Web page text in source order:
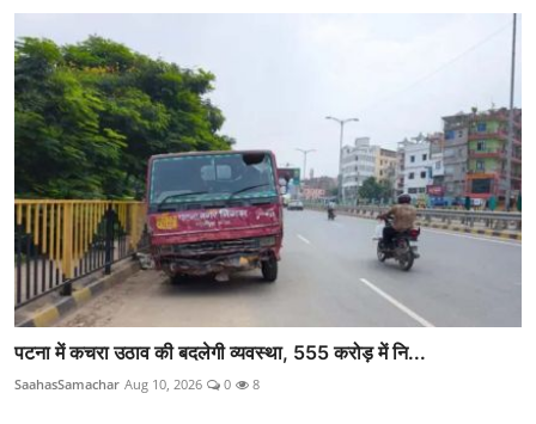
पटना में कचरा उठाव की बदलेगी व्यवस्था, 555 करोड़ में नि...
SaahasSamachar Aug 10, 2026 0 8